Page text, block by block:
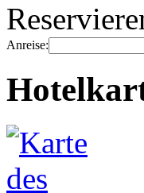
Anreise: